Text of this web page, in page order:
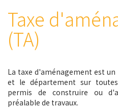
Taxe
(TA)
La taxe d'aménagement est
et le département sur
permis de construire ou
préalable de travaux.